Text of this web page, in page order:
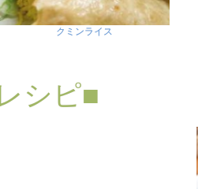
クミンライス
シピ■